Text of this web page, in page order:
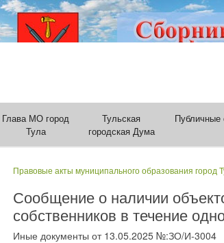
Глава МО город
Тула
Тульская
городская Дума
Правовые акты муниципального образования город
Сообщение о наличии
собственников в течение
Иные документы от 13.05.2025 №:ЗО/И-3004